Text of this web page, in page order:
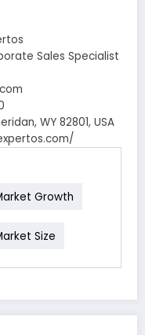
Sales Specialist
WY 82801, USA
Growth
Size